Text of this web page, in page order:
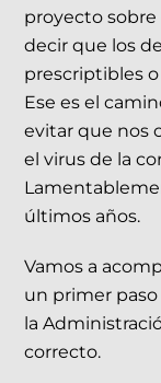
proyecto
decir que los
prescriptibles
Ese es el
evitar que nos
el virus de la
últimos años.
Vamos a
un primer paso
la
correcto.